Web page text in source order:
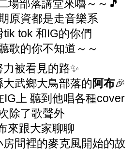
場部落講堂來嚕～～🎵
原資都是走音樂系
tik tok 和IG的你們
歌的你不知道～～
力被看見的路✨
武鄉大鳥部落的阿布🎉
IG上 聽到他唱各種cover
除了歌聲外
來跟大家聊聊
間裡的麥克風開始的故